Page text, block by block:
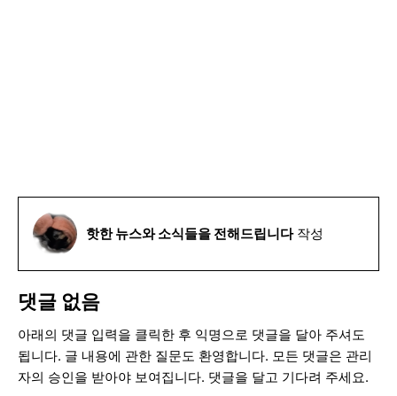
핫한 뉴스와 소식들을 전해드립니다작성
댓글 없음
아래의 댓글 입력을 클릭한 후 익명으로 댓글을 달아 주셔도
됩니다. 글 내용에 관한 질문도 환영합니다. 모든 댓글은 관리
자의 승인을 받아야 보여집니다. 댓글을 달고 기다려 주세요.